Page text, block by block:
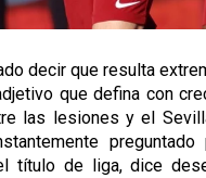
para la 2026/27
decir que resulta
que defina con
las lesiones y el
título de liga, dice